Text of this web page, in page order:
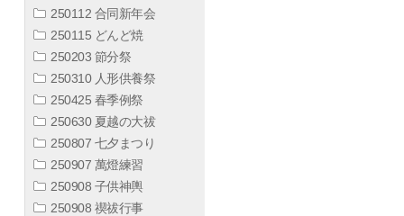
250112 合同新年会
250115 どんど焼
250203 節分祭
250310 人形供養祭
250425 春季例祭
250630 夏越の大祓
250807 七夕まつり
250907 萬燈練習
250908 子供神輿
250908 禊祓行事